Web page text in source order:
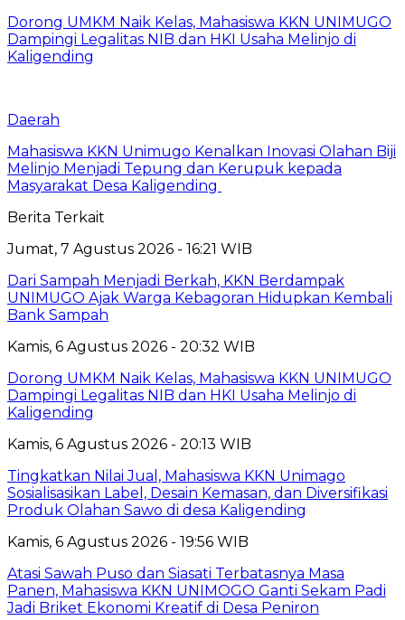
Dorong UMKM Naik Kelas, Mahasiswa KKN UNIMUGO
Dampingi Legalitas NIB dan HKI Usaha Melinjo di
Kaligending
Daerah
Mahasiswa KKN Unimugo Kenalkan Inovasi Olahan Biji
Melinjo Menjadi Tepung dan Kerupuk kepada
Masyarakat Desa Kaligending
Berita Terkait
Jumat, 7 Agustus 2026 - 16:21 WIB
Dari Sampah Menjadi Berkah, KKN Berdampak
UNIMUGO Ajak Warga Kebagoran Hidupkan Kembali
Bank Sampah
Kamis, 6 Agustus 2026 - 20:32 WIB
Dorong UMKM Naik Kelas, Mahasiswa KKN UNIMUGO
Dampingi Legalitas NIB dan HKI Usaha Melinjo di
Kaligending
Kamis, 6 Agustus 2026 - 20:13 WIB
Tingkatkan Nilai Jual, Mahasiswa KKN Unimago
Sosialisasikan Label, Desain Kemasan, dan Diversifikasi
Produk Olahan Sawo di desa Kaligending
Kamis, 6 Agustus 2026 - 19:56 WIB
Atasi Sawah Puso dan Siasati Terbatasnya Masa
Panen, Mahasiswa KKN UNIMOGO Ganti Sekam Padi
Jadi Briket Ekonomi Kreatif di Desa Peniron